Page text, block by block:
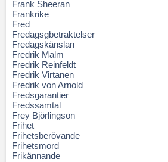
Frank Sheeran
Frankrike
Fred
Fredagsgbetraktelser
Fredagskänslan
Fredrik Malm
Fredrik Reinfeldt
Fredrik Virtanen
Fredrik von Arnold
Fredsgarantier
Fredssamtal
Frey Björlingson
Frihet
Frihetsberövande
Frihetsmord
Frikännande